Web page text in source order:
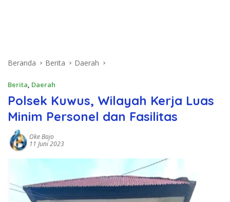
Beranda Berita Daerah
Berita, Daerah
Polsek Kuwus, Wilayah Kerja Luas
Minim Personel dan Fasilitas
Oke Bajo
11 Juni 2023